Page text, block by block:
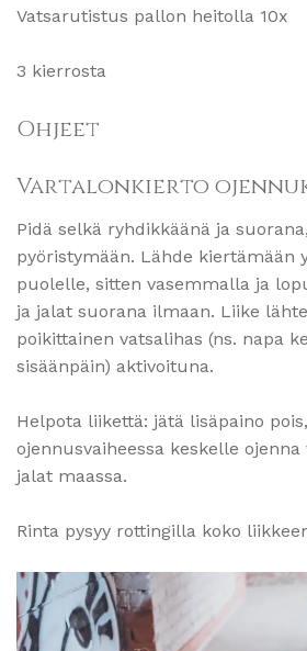
Vatsarutistus pallon heitolla 10x
3 kierrosta
Ohjeet
Vartalonkierto
Pidä selkä ryhdikkäänä ja
pyöristymään. Lähde kiertämään
puolelle, sitten vasemmalla ja
ja jalat suorana ilmaan. Liike
poikittainen vatsalihas (ns. napa
sisäänpäin) aktivoituna.
Helpota liikettä: jätä lisäpaino
ojennusvaiheessa keskelle
jalat maassa.
Rinta pysyy rottingilla koko